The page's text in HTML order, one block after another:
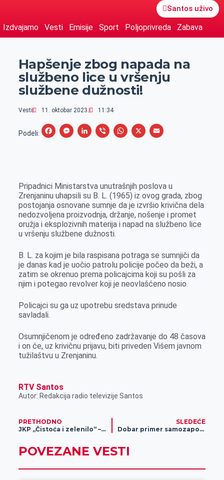
Santos uživo
Izdvajamo Vesti Emisije Sport Poljoprivreda Zabava
Hapšenje zbog napada na
službeno lice u vršenju
službene dužnosti!
Vesti 11. oktobar 2023. 11:34
Podeli:
F
b
o
o
k
M
e
n
g
e
L
e
d
I
n
V
r
W
s
A
p
p
X
E
l
Pripadnici Ministarstva unutrašnjih poslova u
Zrenjaninu uhapsili su B. L. (1965) iz ovog grada, zbog
postojanja osnovane sumnje da je izvršio krivična dela
nedozvoljena proizvodnja, držanje, nošenje i promet
oružja i eksplozivnih materija i napad na službeno lice
u vršenju službene dužnosti.
B. L. za kojim je bila raspisana potraga se sumnjiči da
je danas kad je uočio patrolu policije počeo da beži, a
zatim se okrenuo prema policajcima koji su pošli za
njim i potegao revolver koji je neovlašćeno nosio.
Policajci su ga uz upotrebu sredstava prinude
savladali.
Osumnjičenom je određeno zadržavanje do 48 časova
i on će, uz krivičnu prijavu, biti priveden Višem javnom
tužilaštvu u Zrenjaninu.
RTV Santos
Autor: Redakcija radio televizije Santos
PRETHODNO
JKP „Čistoća i zelenilo“ – obaveštenje
SLEDEĆE
Dobar primer samozapošljavanja
POVEZANE VESTI